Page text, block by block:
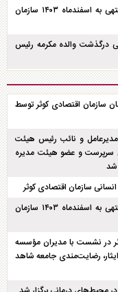
مجمع عمومی عادی بطور فوق‌العاده سال مالی منتهی به اسفند‌ماه ۱۴۰۳ سازمان
درگذشت والده مکرمه رئیس
سازمان اقتصادی کوثر توسط
و نائب رئیس هیئت
سرپرست و عضو هیئت مدیره
شد
سازمان اقتصادی کوثر
مجمع عمومی عادی بطور فوق‌العاده سال مالی منتهی به اسفند‌ماه ۱۴۰۳ سازمان
در نشست با مدیران مؤسسه
رضایت‌مندی جامعه شاهد